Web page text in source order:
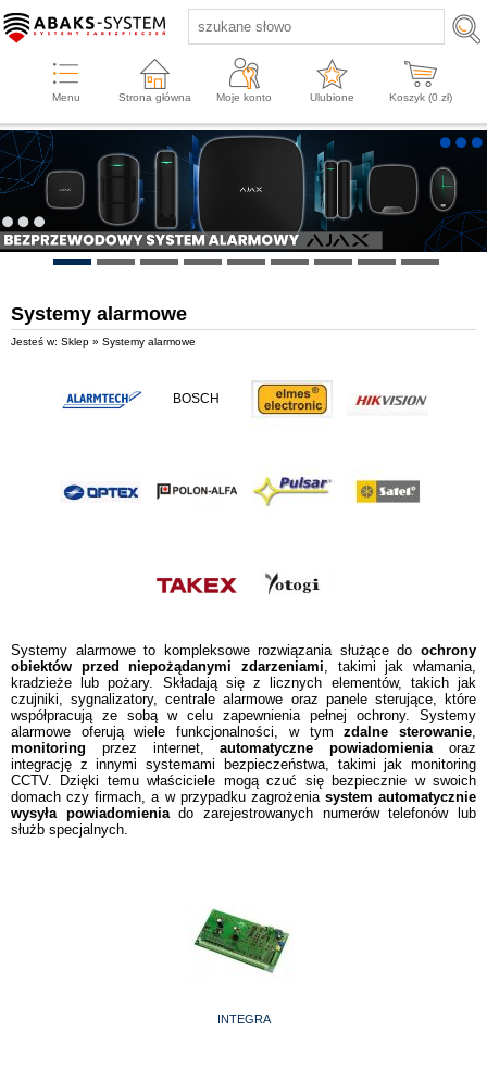
Menu Strona główna Moje konto Ulubione Koszyk (0 zł)
Systemy alarmowe
Jesteś w: Sklep » Systemy alarmowe
BOSCH
Systemy alarmowe to kompleksowe rozwiązania służące do ochrony
obiektów przed niepożądanymi zdarzeniami , takimi jak włamania,
kradzieże lub pożary. Składają się z licznych elementów, takich jak
czujniki, sygnalizatory, centrale alarmowe oraz panele sterujące, które
współpracują ze sobą w celu zapewnienia pełnej ochrony. Systemy
alarmowe oferują wiele funkcjonalności, w tymzdalne sterowanie
monitoring przez internet,automatyczne powiadomienia oraz
integrację z innymi systemami bezpieczeństwa, takimi jak monitoring
CCTV. Dzięki temu właściciele mogą czuć się bezpiecznie w swoich
domach czy firmach, a w przypadku zagrożenia system automatycznie
wysyła powiadomieniado zarejestrowanych numerów telefonów lub
służb specjalnych.
INTEGRA